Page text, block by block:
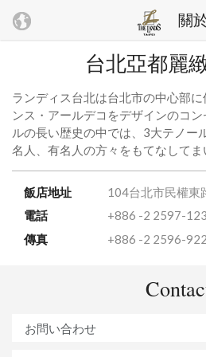
關
台北亞都麗
ランディス台北は台北市の中心部
ンス・アールデコをデザインのコ
ルの長い歴史の中では、3大テノー
名人、有名人の方々をもてなしてま
飯店地址
104台北市民權東
電話
+886 -2 2597-
傳真
+886 -2 2596-